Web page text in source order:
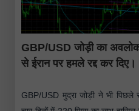
GBP/USD जोड़ी का
से ईरान पर हमले रद्द कर दिए।
GBP/USD मुद्रा जोड़ी ने भी